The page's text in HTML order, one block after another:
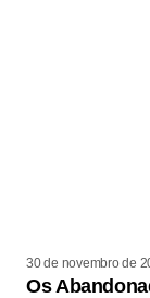
30 de novembro de
Os